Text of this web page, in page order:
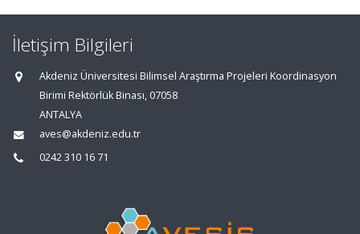
İletişim Bilgileri
Akdeniz Üniversitesi Bilimsel Araştırma Projeleri Koordinasyon
Birimi Rektörlük Binası, 07058
ANTALYA
aves@akdeniz.edu.tr
0242 310 16 71